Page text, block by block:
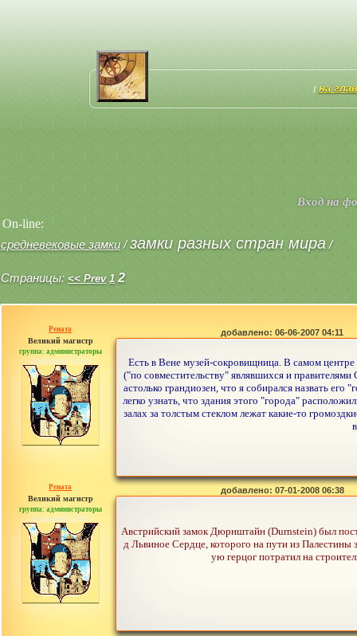
[ на
Вход на
On-line:
средневековые замки/замки разных стран мира /
Страницы:<< Prev 1 2
Рената
Великий магистр
группа: администраторы
сообщений: 30442
добавлено: 06-06-2007 04:11
Есть в Вене музей-сокровищница. В самом
("по совместительству" являвшихся и
астолько грандиозен, что я собирался назвать
легко узнать, что здания этого "города"
залах за толстым стеклом лежат какие-то
Рената
Великий магистр
группа: администраторы
сообщений: 30442
добавлено: 07-01-2008 06:38
Австрийский замок Дюрнштайн (Durnstein) был
д Львиное Сердце, которого на пути из
ую герцог потратил на